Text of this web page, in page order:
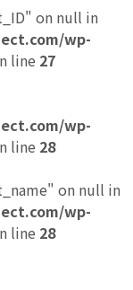
t
on null in
wp-
line 27
wp-
line 28
on null in
wp-
line 28